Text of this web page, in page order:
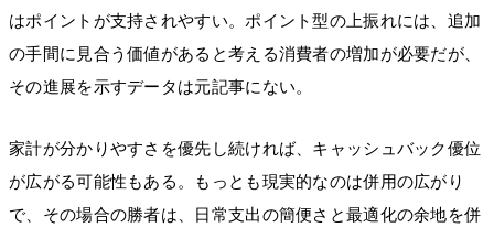
はポイントが支持されやすい。ポイント型の上振れには、追加
の手間に見合う価値があると考える消費者の増加が必要だが、
その進展を示すデータは元記事にない。
家計が分かりやすさを優先し続ければ、キャッシュバック優位
が広がる可能性もある。もっとも現実的なのは併用の広がり
で、その場合の勝者は、日常支出の簡便さと最適化の余地を併